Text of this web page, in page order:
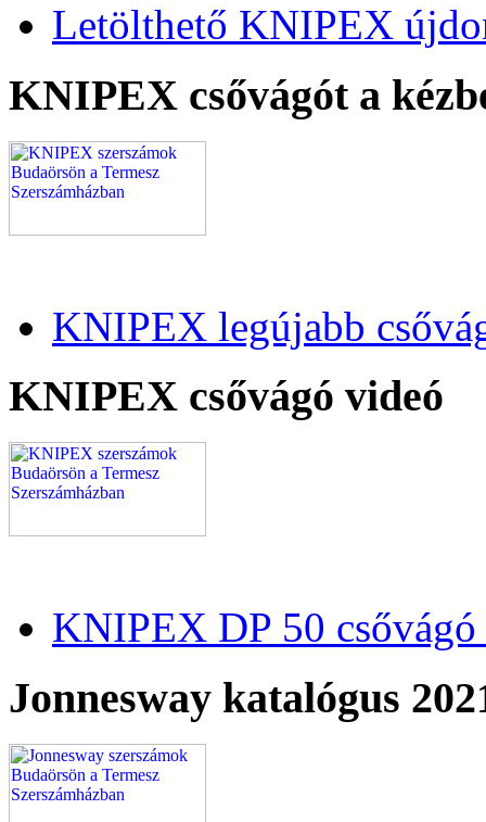
Letölthető KNIPEX
KNIPEX csővágót a
KNIPEX legújabb
KNIPEX csővágó videó
KNIPEX DP 50
Jonnesway katalógus